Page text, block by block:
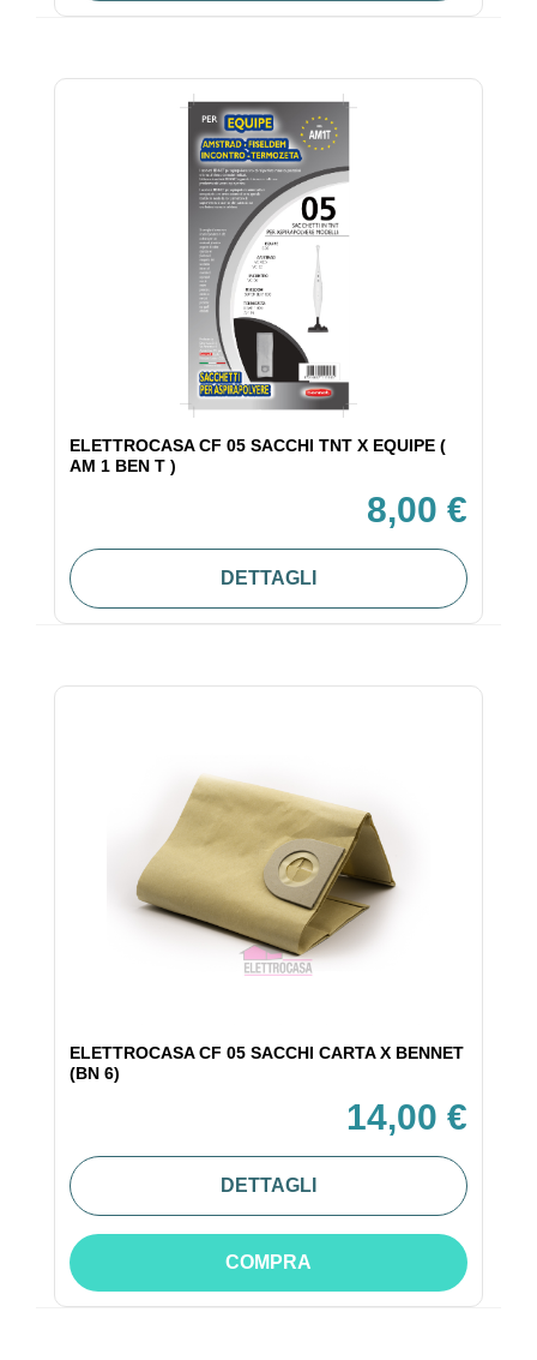
ELETTROCASA CF 05 SACCHI TNT X EQUIPE (
AM 1 BEN T )
8,00 €
DETTAGLI
ELETTROCASA CF 05 SACCHI CARTA X BENNET
(BN 6)
14,00 €
DETTAGLI
COMPRA